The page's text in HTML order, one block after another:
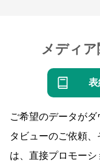
メディ
表
ご希望のデータが
タビューのご依頼
は、直接プロモーシ